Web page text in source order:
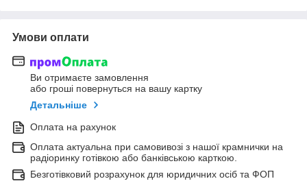
Умови оплати
Ви отримаєте замовлення
або гроші повернуться на вашу картку
Детальніше
Оплата на рахунок
Оплата актуальна при самовивозі з нашої крамнички на
радіоринку готівкою або банківською карткою.
Безготівковий розрахунок для юридичних осіб та ФОП